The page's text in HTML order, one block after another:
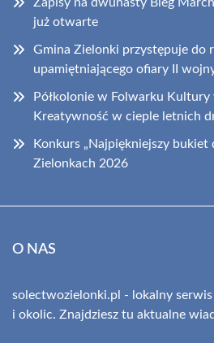
już otwarte
Gmina Zielonki przystępuje do
upamiętniającego ofiary II
Półkolonie w Folwarku
Kreatywność w cieple letnich
Konkurs „Najpiękniejszy bukiet
Zielonkach 2026
O NAS
solectwozielonki.pl - lokalny
i okolic. Znajdziesz tu aktualne